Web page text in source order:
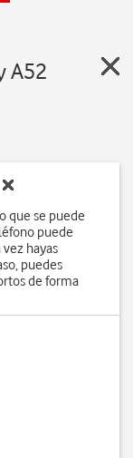
A52
que se puede
puede
hayas
puedes
de forma